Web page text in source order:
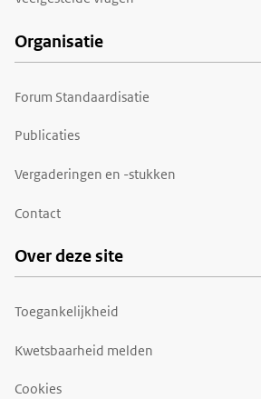
Organisatie
Forum Standaardisatie
Publicaties
Vergaderingen en -stukken
Contact
Over deze site
Toegankelijkheid
Kwetsbaarheid melden
Cookies